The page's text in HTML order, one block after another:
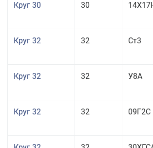
Круг 30 30
Круг 32 32 Ст3
Круг 32 32 У8А
Круг 32 32 09Г2С